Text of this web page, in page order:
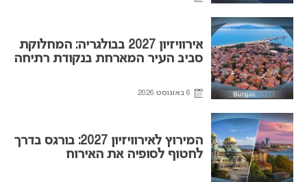
אירוויזיון 2027 בבולגריה: המחלוקת
סביב העיר המארחת בנקודת רתיחה
6 באוגוסט 2026
המירוץ לאירוויזיון 2027: בורגס בדרך
לחטוף לסופיה את האירוח